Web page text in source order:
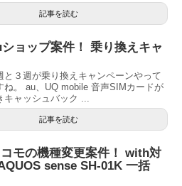
記事を読む
ショップ案件！ 乗り換えキャ
と３週が乗り換えキャンペーンやって
ね。 au、UQ mobile 音声SIMカードが
キャッシュバック ...
記事を読む
コモの機種変更案件！ with対
sense SH-01K 一括